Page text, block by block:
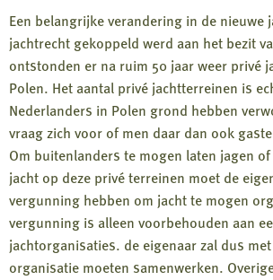
Een belangrijke verandering in de nieuwe
jachtrecht gekoppeld werd aan het bezit
ontstonden er na ruim 50 jaar weer privé
Polen. Het aantal privé jachtterreinen is
Nederlanders in Polen grond hebben
vraag zich voor of men daar dan ook
Om buitenlanders te mogen laten jagen
jacht op deze privé terreinen moet de
vergunning hebben om jacht te mogen
vergunning is alleen voorbehouden aan
jachtorganisaties. de eigenaar zal dus
organisatie moeten samenwerken.